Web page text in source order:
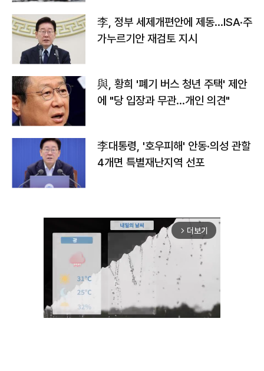
李, 정부 세제개편안에 제동…ISA·주
가누르기안 재검토 지시
與, 황희 '폐기 버스 청년 주택' 제안
에 "당 입장과 무관…개인 의견"
李대통령, '호우피해' 안동·의성 관할
4개면 특별재난지역 선포
arrow_forward_ios 더보기